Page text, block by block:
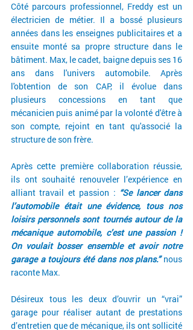
Côté parcours professionnel, Freddy est un
électricien de métier. Il a bossé plusieurs
années dans les enseignes publicitaires et a
ensuite monté sa propre structure dans le
bâtiment. Max, le cadet, baigne depuis ses 16
ans dans l'univers automobile. Après
l'obtention de son CAP, il évolue dans
plusieurs concessions en tant que
mécanicien puis animé par la volonté d'être à
son compte, rejoint en tant qu'associé la
structure de son frère.
Après cette première collaboration réussie,
ils ont souhaité renouveler l’expérience en
alliant travail et passion : “Se lancer dans
l’automobile était une évidence, tous nos
loisirs personnels sont tournés autour de la
mécanique automobile, c’est une passion !
On voulait bosser ensemble et avoir notre
garage a toujours été dans nos plans.” nous
raconte Max.
Désireux tous les deux d’ouvrir un “vrai”
garage pour réaliser autant de prestations
d’entretien que de mécanique, ils ont sollicité